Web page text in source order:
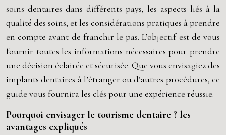
soins dentaires dans différents pays, les aspects liés à la
qualité des soins, et les considérations pratiques à prendre
en compte avant de franchir le pas. L’objectif est de vous
fournir toutes les informations nécessaires pour prendre
une décision éclairée et sécurisée. Que vous envisagiez des
implants dentaires à l’étranger ou d’autres procédures, ce
guide vous fournira les clés pour une expérience réussie.
Pourquoi envisager le tourisme dentaire ? les
avantages expliqués